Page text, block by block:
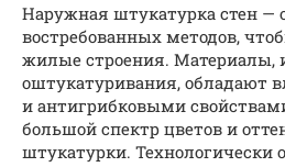
Наружная штукатурка стен —
востребованных методов,
жилые строения. Материалы,
оштукатуривания, обладают
и антигрибковыми
большой спектр цветов и
штукатурки. Технологически